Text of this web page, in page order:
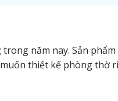
trong năm nay. Sản
thiết kế phòng thờ